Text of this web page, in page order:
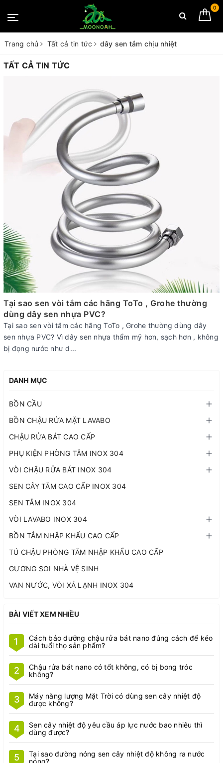
0
Trang chủ Tất cả tin tức dây sen tắm chịu nhiệt
TẤT CẢ TIN TỨC
Tại sao sen vòi tắm các hãng ToTo , Grohe thường
dùng dây sen nhựa PVC?
Tại sao sen vòi tắm các hãng ToTo , Grohe thường dùng dây
sen nhựa PVC? Vì dây sen nhựa thẩm mỹ hơn, sạch hơn , không
bị đọng nước như d...
DANH MỤC
BỒN CẦU
BỒN CHẬU RỬA MẶT LAVABO
CHẬU RỬA BÁT CAO CẤP
PHỤ KIỆN PHÒNG TẮM INOX 304
VÒI CHẬU RỬA BÁT INOX 304
SEN CÂY TẮM CAO CẤP INOX 304
SEN TẮM INOX 304
VÒI LAVABO INOX 304
BỒN TẮM NHẬP KHẨU CAO CẤP
TỦ CHẬU PHÒNG TẮM NHẬP KHẨU CAO CẤP
GƯƠNG SOI NHÀ VỆ SINH
VAN NƯỚC, VÒI XẢ LẠNH INOX 304
BÀI VIẾT XEM NHIỀU
1
Cách bảo dưỡng chậu rửa bát nano đúng cách để kéo
dài tuổi thọ sản phẩm?
2
Chậu rửa bát nano có tốt không, có bị bong tróc
không?
3
Máy năng lượng Mặt Trời có dùng sen cây nhiệt độ
được không?
4
Sen cây nhiệt độ yêu cầu áp lực nước bao nhiêu thì
dùng được?
5
Tại sao đường nóng sen cây nhiệt độ không ra nước
nóng?